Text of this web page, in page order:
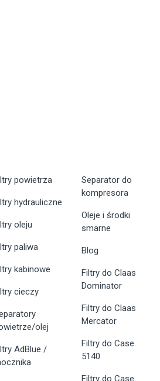
powietrza
hydrauliczne
oleju
paliwa
kabinowe
cieczy
olej
AdBlue /
Separator do
kompresora
Oleje i środki
smarne
Blog
Filtry do Claas
Dominator
Filtry do Claas
Mercator
Filtry do Case
5140
Filtry do Case